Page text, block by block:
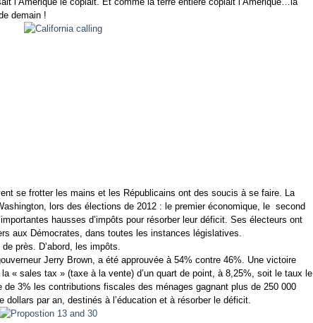
demain !
se frotter les mains et les Républicains ont des soucis à se faire. La
lors des élections de 2012 : le premier économique, le second
hausses d’impôts pour résorber leur déficit. Ses électeurs ont
aux Démocrates, dans toutes les instances législatives.
près. D’abord, les impôts.
Jerry Brown, a été approuvée à 54% contre 46%. Une victoire
« sales tax » (taxe à la vente) d’un quart de point, à 8,25%, soit le taux le
3% les contributions fiscales des ménages gagnant plus de 250 000
par an, destinés à l’éducation et à résorber le déficit.